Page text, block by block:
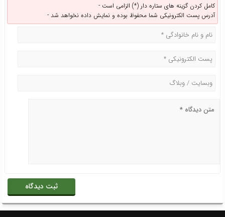
کامل کردن گزینه های ستاره دار (*) الزامی است -
آدرس پست الکترونیکی شما محفوظ بوده و نمایش داده نخواهد شد -